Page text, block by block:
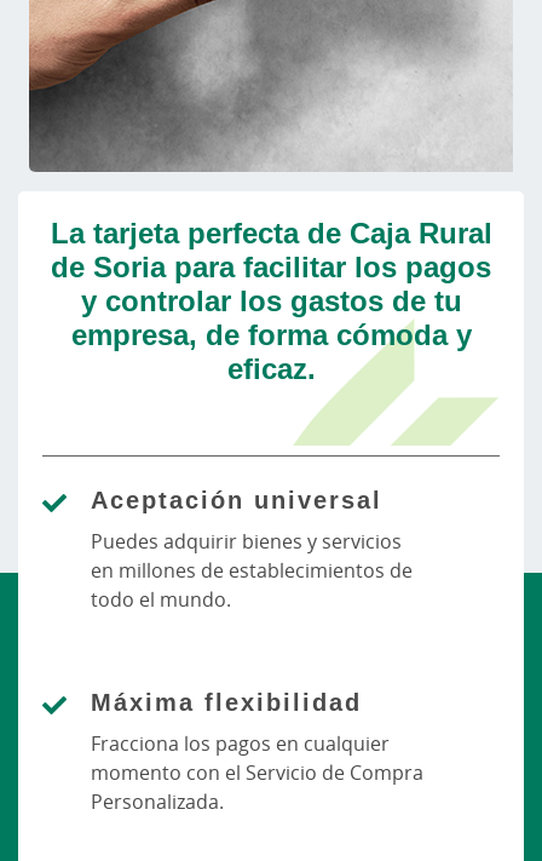
La tarjeta perfecta de Caja Rural
de Soria para facilitar los pagos
y controlar los gastos de tu
empresa, de forma cómoda y
eficaz.
Aceptación universal
Puedes adquirir bienes y servicios
en millones de establecimientos de
todo el mundo.
Máxima flexibilidad
Fracciona los pagos en cualquier
momento con el Servicio de Compra
Personalizada.